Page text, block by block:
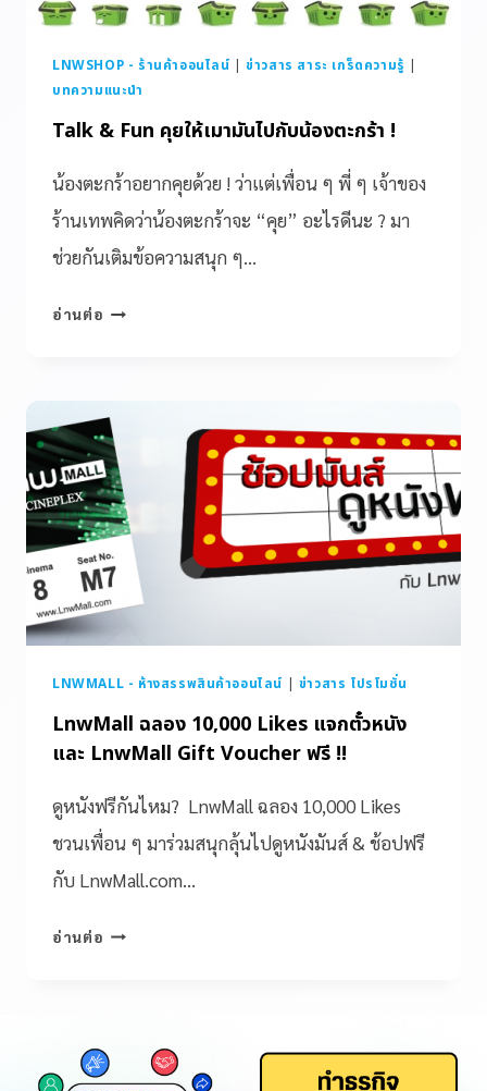
LNWSHOP - ร้านค้าออนไลน์ |ข่าวสาร สาระ เกร็ดความรู้ |
บทความแนะนำ
Talk & Fun คุยให้เมามันไปกับน้องตะกร้า !
น้องตะกร้าอยากคุยด้วย ! ว่าแต่เพื่อน ๆ พี่ ๆ เจ้าของ
ร้านเทพคิดว่าน้องตะกร้าจะ “คุย” อะไรดีนะ ? มา
ช่วยกันเติมข้อความสนุก ๆ…
อ่านต่อ
LNWMALL - ห้างสรรพสินค้าออนไลน์ | ข่าวสาร โปรโมชั่น
LnwMall ฉลอง 10,000 Likes แจกตั๋วหนัง
และ LnwMall Gift Voucher ฟรี !!
ดูหนังฟรีกันไหม? LnwMall ฉลอง 10,000 Likes
ชวนเพื่อน ๆ มาร่วมสนุกลุ้นไปดูหนังมันส์ & ช้อปฟรี
กับ LnwMall.com…
อ่านต่อ